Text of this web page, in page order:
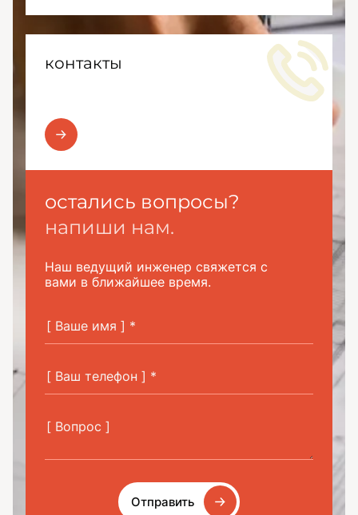
контакты
остались вопросы?
напиши нам.
Наш ведущий инженер свяжется с
вами в ближайшее время.
Отправить